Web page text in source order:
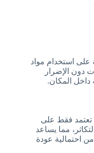
استخدام مواد
دون الإضرار
داخل المكان.
تعتمد فقط على
مما يساعد
احتمالية عودة